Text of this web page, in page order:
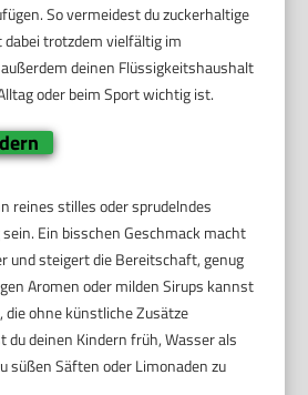
So vermeidest du zuckerhaltige
trotzdem vielfältig im
deinen Flüssigkeitshaushalt
oder beim Sport wichtig ist.
reines stilles oder sprudelndes
Ein bisschen Geschmack macht
und steigert die Bereitschaft, genug
Aromen oder milden Sirups kannst
die ohne künstliche Zusätze
du deinen Kindern früh, Wasser als
süßen Säften oder Limonaden zu